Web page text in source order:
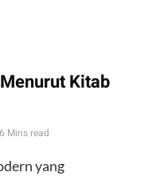
Kitab
6 Mins read
yang